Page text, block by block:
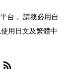
台 。請務必用自
用日文及繁體中